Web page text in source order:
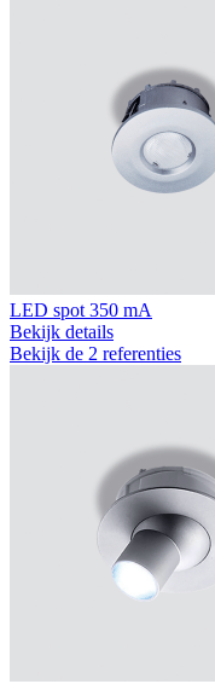
LED spot 350 mA
Bekijk details
Bekijk de 2 referenties